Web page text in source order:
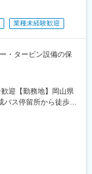
業種未経験歓迎
・タービン設備の保
迎【勤務地】岡山県
バス停留所から徒歩
り